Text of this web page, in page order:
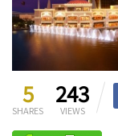
5
SHARES
243
VIEWS